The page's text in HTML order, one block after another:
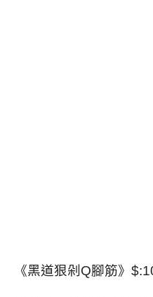
《黑道狠剁Q腳筋》